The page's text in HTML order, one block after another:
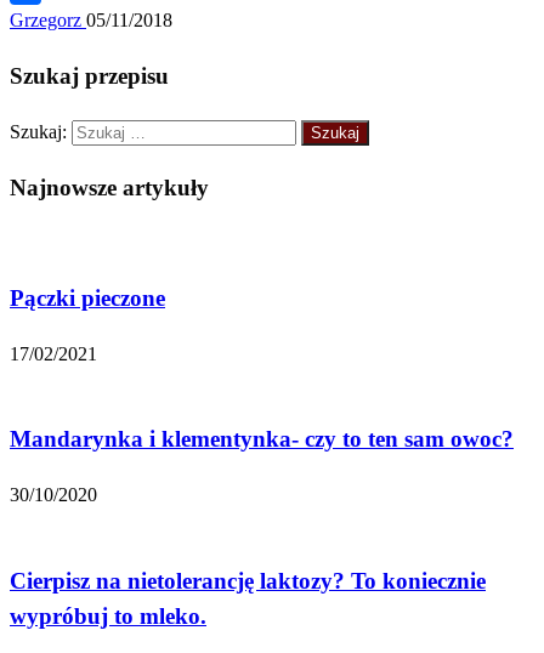
Share
Grzegorz 05/11/2018
Szukaj przepisu
Szukaj:
Najnowsze artykuły
Pączki pieczone
17/02/2021
Mandarynka i klementynka- czy to ten sam owoc?
30/10/2020
Cierpisz na nietolerancję laktozy? To koniecznie
wypróbuj to mleko.